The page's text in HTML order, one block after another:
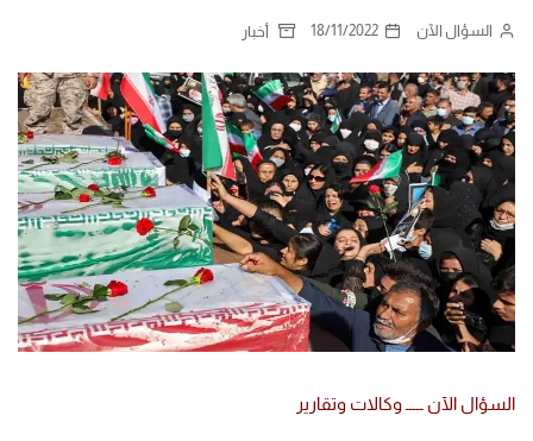
السؤال الآن 18/11/2022 أخبار
السؤال الآن ـــــ وكالات وتقارير